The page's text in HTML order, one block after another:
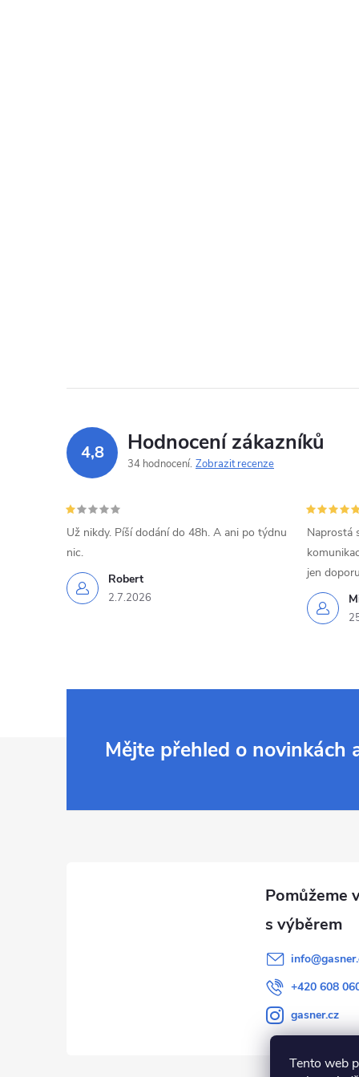
Tento web
4,8 Hodnocení zákazníků
34 hodnocení Zobrazit recenze
Robert
2.7.2026
Už nikdy. Píší dodání do 48h. A ani po týdnu
nic.
Naprostá
jen
Mějte přehled o novinkách
info@
+420 608
gasner.cz